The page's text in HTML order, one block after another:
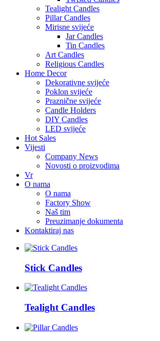
Tealight Candles
Pillar Candles
Mirisne svijeće
Jar Candles
Tin Candles
Art Candles
Religious Candles
Home Decor
Dekorativne svijeće
Poklon svijeće
Praznične svijeće
Candle Holders
DIY Candles
LED svijeće
Hot Sales
Vijesti
Company News
Novosti o proizvodima
Vr
O nama
O nama
Factory Show
Naš tim
Preuzimanje dokumenta
Kontaktiraj nas
Stick Candles
Tealight Candles